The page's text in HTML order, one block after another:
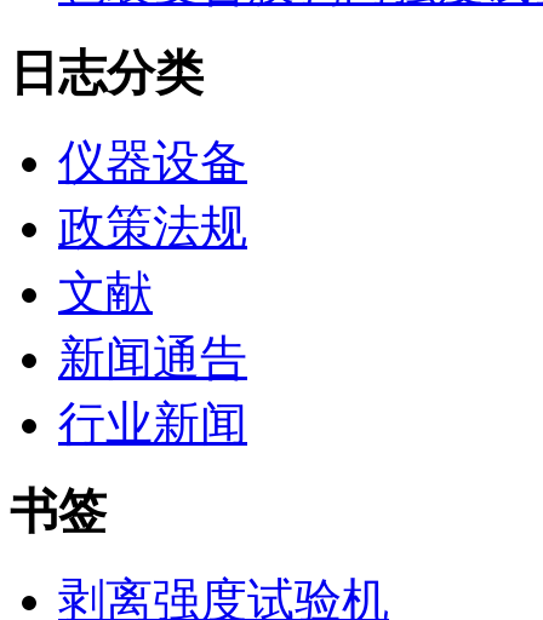
日志分类
仪器设备
政策法规
文献
新闻通告
行业新闻
书签
剥离强度试验机